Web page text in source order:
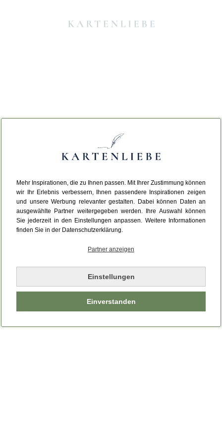
Mehr Inspirationen, die zu Ihnen passen. Mit Ihrer Zustimmung können
wir Ihr Erlebnis verbessern, Ihnen passendere Inspirationen zeigen
und unsere Werbung relevanter gestalten. Dabei können Daten an
ausgewählte Partner weitergegeben werden. Ihre Auswahl können
Sie jederzeit in den Einstellungen anpassen. Weitere Informationen
finden Sie in der Datenschutzerklärung.
Partner anzeigen
Einstellungen
Einverstanden
Da ist etwas schiefgelaufen.
Leider ist ein technischer Fehler aufgetreten.
Bitte laden Sie die Seite neu.